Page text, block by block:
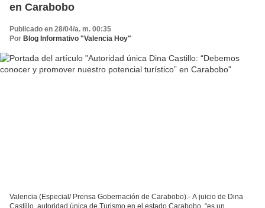
en Carabobo
Publicado en 28/04/a. m. 00:35
Por Blog Informativo "Valencia Hoy"
Valencia (Especial/ Prensa Gobernación de Carabobo).- A juicio de Dina
Castillo, autoridad única de Turismo en el estado Carabobo, “es un